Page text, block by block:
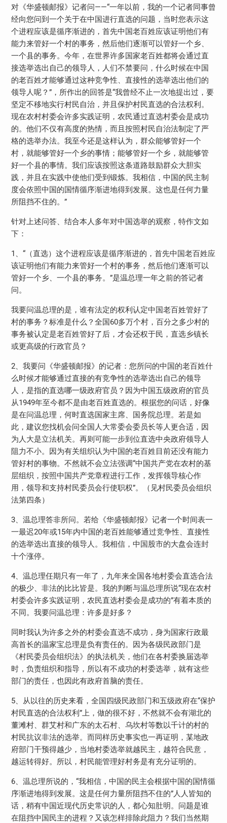
对《华盛顿邮报》记者问——“一年以前，我的一个记者同事曾
经向您问到一个关于在中国进行直选的问题，当时您表示这
个进程应该是循序渐进的，首先中国老百姓应该证明他们有
能力来管好一个村的事务，然后他们逐渐可以管好一个乡、
一个县的事务。今年，在世界许多国家老百姓都将会通过直
接选举选出自己的领导人，人们不禁要问，什么时候在中国
的老百姓才能够通过这种竞争性、直接性的选举选出他们的
领导人呢？”，所作出的回答是“我曾经不止一次地提出过，要
坚定不移地实行村民自治，并且保护村民直选的合法权利。
现在农村村委会许多实践证明，农民通过直选村委会是成功
的。他们不仅有高度的热情，而且按照村民自治法制定了严
格的选举办法。我至今还是这样认为，群众能够管好一个
村，就能够管好一个乡的事情；能够管好一个乡，就能够管
好一个县的事情。我们应该按照这条道路鼓励群众大胆实
践，并且在实践中使他们受到锻炼。我相信，中国的民主制
度会依照中国的国情循序渐进地得到发展。这也是任何力量
所阻挡不住的。”
针对上述问答、结合本人多年对中国选举的观察，特作文如
下：
1、“（直选）这个进程应该是循序渐进的，首先中国老百姓应
该证明他们有能力来管好一个村的事务，然后他们逐渐可以
管好一个乡、一个县的事务。”是温总理一年之前的答记者
问。
我要问温总理的是，谁有法定的权利认定中国老百姓管好了
村的事务？标准是什么？全国60多万个村，百分之多少村的
事务被认定是老百姓管好了后，才会还权于民，直选乡镇长
或更高级的行政官员？
2、我要问《华盛顿邮报》的记者：您所问的中国的老百姓什
么时候才能够通过直接的有竞争性的选举选出自己的领导
人，是指的直选哪一级政府官员？因为中国五级政府的官员
从1949年至今都不是由老百姓直选的。根据您的问话，好像
是在问温总理，何时直选国家主席、国务院总理。若是如
此，建议您找机会问全国人大常委会委员长等人更合适，因
为人大是立法机关。再则可能一步到位直选中央政府领导人
阻力不小。因为有关组织认为中国的老百姓目前还没有能力
管好村的事物。不然就不会立法强调“中国共产党在农村的基
层组织，按照中国共产党章程进行工作，发挥领导核心作
用，领导和支持村民委员会行使职权”。（见村民委员会组织
法第四条）
3、温总理答非所问。若给《华盛顿邮报》记者一个时间表一
一最迟20年或15年内中国的老百姓能够通过竞争性、直接性
的选举选出直接的领导人。我相信，中国股市的大盘会连封
十个涨停。
4、温总理任期只有一年了，九年来全国各地村委会直选合法
的极少、非法的比比皆是。我的判断与温总理所说“现在农村
村委会许多实践证明，农民直选村委会是成功的”有着本质的
不同。我要问温总理：许多是好多？
同时我认为许多之外的村委会直选不成功，身为国家行政最
高首长的温家宝总理是负有责任的。因为各级民政部门是
《村民委员会组织法》的执法机关，他们在各村委换届选举
时，负责组织和指导，所以有不成功的村委选举，就有这些
部门的责任，也因此有政府首脑的责任。
5、从以往的历史来看，全国四级民政部门和五级政府在“保护
村民直选的合法权利”上，做的很不好，不然就不会有湖北的
董滩村、群艾村和广东的太石村、乌坎村等数以千计的村的
村民抗议非法的选举。而同样历史事实也一再证明，某地政
府部门干预得越少，当地村委选举就越民主，越符合民意，
越运转得好。所以，村民能管理好村务是有充分证明的。
6、温总理所说的，“我相信，中国的民主会根据中国的国情循
序渐进地得到发展。这是任何力量所阻挡不住的”人人皆知的
话，稍有中国近现代历史常识的人，都心知肚明。问题是谁
在阻挡中国民主的进程？又该怎样排除此阻力？我们当然期